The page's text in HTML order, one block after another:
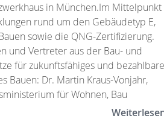
in München.Im Mittelpunkt
rund um den Gebäudetyp E,
sowie die QNG-Zertifizierung.
und Vertreter aus der Bau- und
für zukunftsfähiges und
Bauen: Dr. Martin Kraus-Vonjahr,
für Wohnen, Bau